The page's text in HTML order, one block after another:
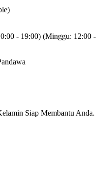
- 19:00) (Minggu: 12:00 -
Siap Membantu Anda.